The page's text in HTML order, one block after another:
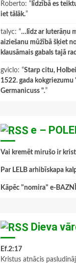
Roberto: “ līdzībā es
iet tālāk.”
talyc: “…līdz ar luterāņu
aiziešanu mūžībā šķiet
klausāmais gabals tajā
gviclo: “Starp citu,
1522. gada kokgriezumu
Germanicuss ".”
e –
Vai kremēt mirušo ir
Par LELB arhibīskapa
Kāpēc "nomira" e-
Dieva
Ef.2:17
Kristus atnācis